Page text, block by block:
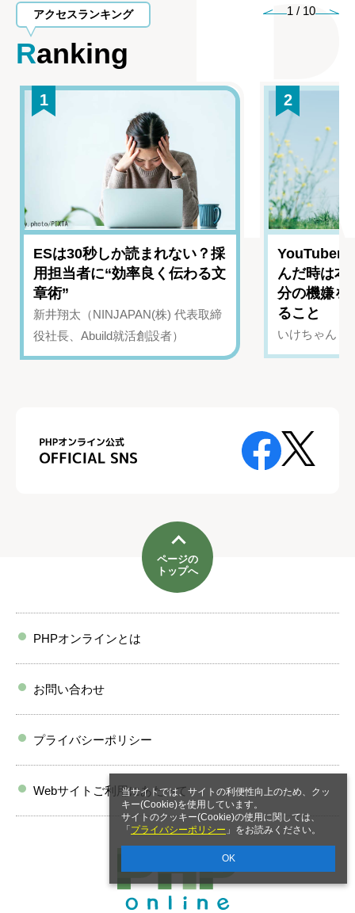
当サイトでは、サイトの利便性向上のため、クッ
キー(Cookie)を使用しています。
サイトのクッキー(Cookie)の使用に関しては、
「 プライバシーポリシー 」をお読みください。
OK
アクセスランキング
Ranking
1 / 10
1
ESは30秒しか読まれない？採
用担当者に“効率良く伝わる文
章術”
新井翔太（NINJAPAN(株) 代表取締
役社長、Abuild就活創設者）
2
YouTuber
んだ時は
分の機嫌を
ること
いけちゃん（
ページの
トップへ
PHPオンラインとは
お問い合わせ
プライバシーポリシー
Webサイトご利用にあたって